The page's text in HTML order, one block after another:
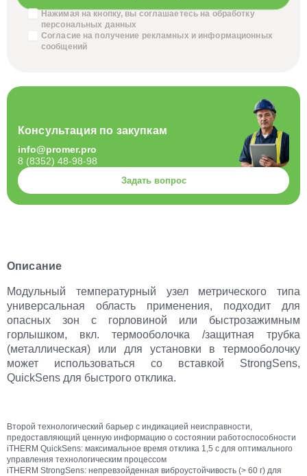
Описание
Модульный температурный узел метрического типа
универсальная область применения, подходит для
опасных зон с горловиной или быстрозажимным
горлышком, вкл. термооболочка /защитная трубка
(металлическая) или для установки в термооболочку
может использоваться со вставкой StrongSens,
QuickSens для быстрого отклика.
Второй технологический барьер с индикацией неисправности,
предоставляющий ценную информацию о состоянии работоспособности
iTHERM QuickSens: максимальное время отклика 1,5 с для оптимального
управления технологическим процессом
iTHERM StrongSens: непревзойденная виброустойчивость (> 60 г) для
Нажимая на кнопку, вы соглашаетесь на обработку
персональных данных
Согласие на получение рекламных и информационных
сообщений
Консультация по закупкам
info@promer.pro
8 (8352) 48-98-98
Задать вопрос